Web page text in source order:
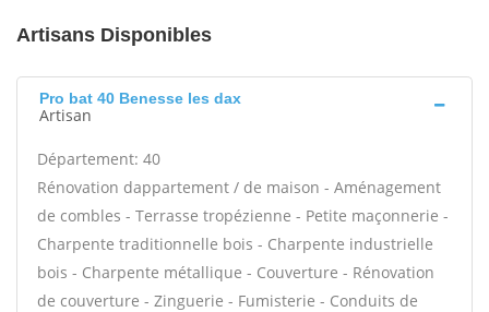
Artisans Disponibles
Pro bat 40 Benesse les dax
Artisan
Département: 40
Rénovation dappartement / de maison - Aménagement
de combles - Terrasse tropézienne - Petite maçonnerie -
Charpente traditionnelle bois - Charpente industrielle
bois - Charpente métallique - Couverture - Rénovation
de couverture - Zinguerie - Fumisterie - Conduits de